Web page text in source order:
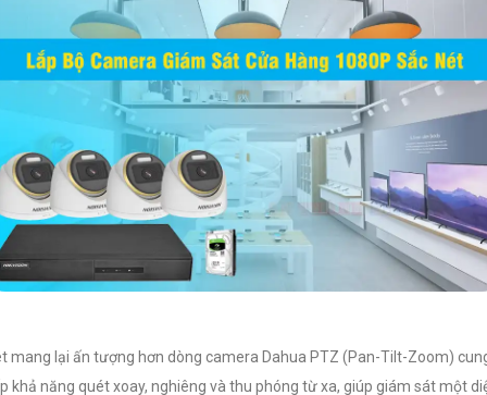
mang lại ấn tượng hơn dòng camera Dahua PTZ (Pan-Tilt-Zoom)
khả năng quét xoay, nghiêng và thu phóng từ xa, giúp giám sát một